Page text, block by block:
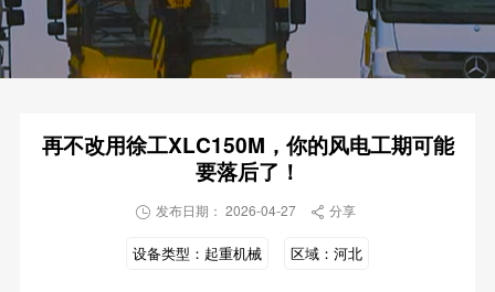
再不改用徐工XLC150M，你的风电工期可能
要落后了！
 发布日期： 2026-04-27  分享
设备类型： 起重机械 区域： 河北